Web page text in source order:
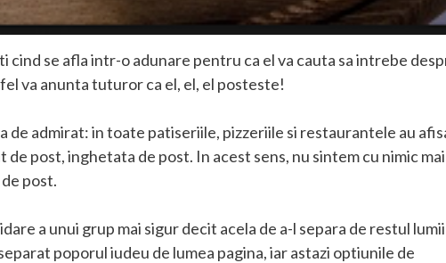
se afla intr-o adunare pentru ca el va cauta sa intrebe
va anunta tuturor ca el, el, el posteste!
de admirat: in toate patiseriile, pizzeriile si restaurantele au
post, inghetata de post. In acest sens, nu sintem cu nimic mai
post.
a unui grup mai sigur decit acela de a-l separa de restul lumii
poporul iudeu de lumea pagina, iar astazi optiunile de